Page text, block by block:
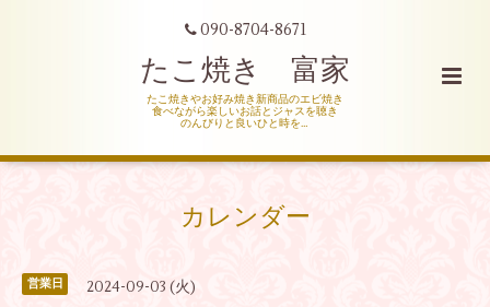
090-8704-8671
たこ焼き 富家
たこ焼きやお好み焼き新商品のエビ焼き
食べながら楽しいお話とジャスを聴き
のんびりと良いひと時を…
カレンダー
営業日 2024-09-03 (火)